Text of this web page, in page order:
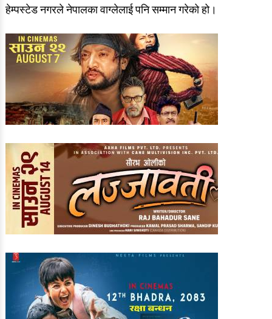
हेम्पस्टेड नगरले नेपालका वाग्लेलाई पनि सम्मान गरेको हो।